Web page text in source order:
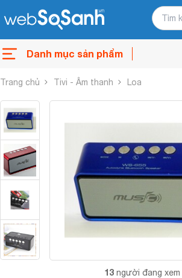
Danh mục sản phẩm
Trang chủ Tivi - Âm thanh Loa
13 người đang xem